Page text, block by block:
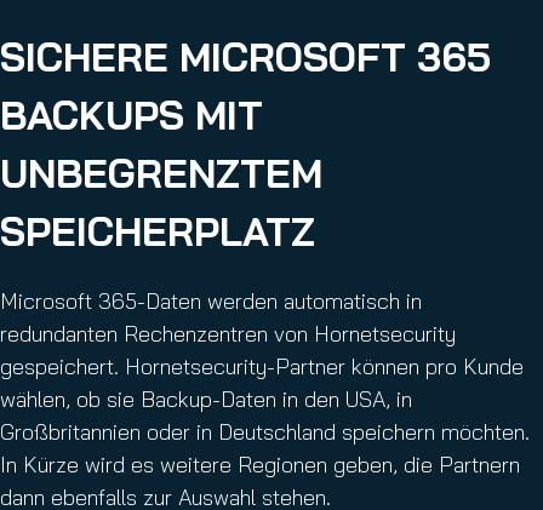
SICHERE MICROSOFT 365
BACKUPS MIT
UNBEGRENZTEM
SPEICHERPLATZ
Microsoft 365-Daten werden automatisch in
redundanten Rechenzentren von Hornetsecurity
gespeichert. Hornetsecurity-Partner können pro Kunde
wählen, ob sie Backup-Daten in den USA, in
Großbritannien oder in Deutschland speichern möchten.
In Kürze wird es weitere Regionen geben, die Partnern
dann ebenfalls zur Auswahl stehen.